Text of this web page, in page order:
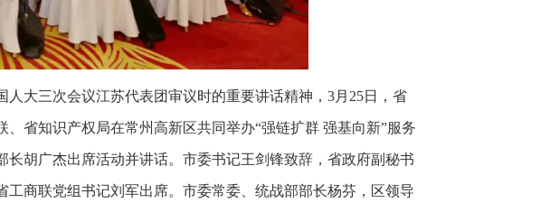
大三次会议江苏代表团审议时的重要讲话精神，3月25日，省
省知识产权局在常州高新区共同举办“强链扩群 强基向新”服务
胡广杰出席活动并讲话。市委书记王剑锋致辞，省政府副秘书
商联党组书记刘军出席。市委常委、统战部部长杨芬，区领导